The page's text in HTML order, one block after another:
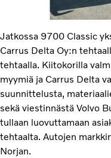
Jatkossa 9700 Classic
Carrus Delta Oy:n
tehtaalla. Kiitokorilla
myymiä ja Carrus Delta
suunnittelusta,
sekä viestinnästä Volvo
tullaan luovuttamaan
tehtaalta. Autojen
Norjan.